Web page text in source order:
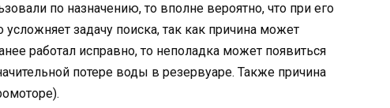
по назначению, то вполне вероятно, что при его
задачу поиска, так как причина может
работал исправно, то неполадка может появиться
потере воды в резервуаре. Также причина